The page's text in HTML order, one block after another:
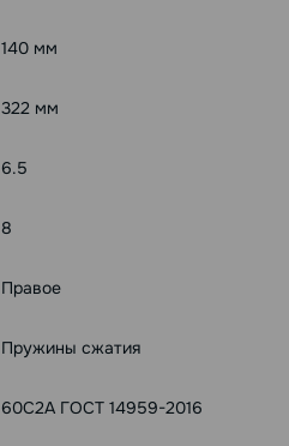
140 мм
322 мм
6.5
8
Правое
Пружины сжатия
60С2А ГОСТ 14959-2016